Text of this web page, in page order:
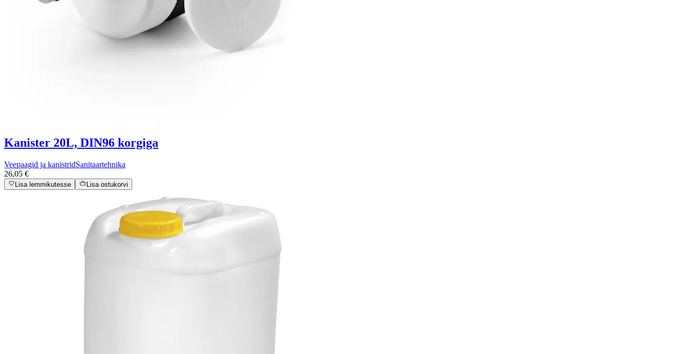
Kanister 20L, DIN96 korgiga
Veepaagid ja kanistridSanitaartehnika
26,05 €
Lisa lemmikutesse Lisa ostukorvi